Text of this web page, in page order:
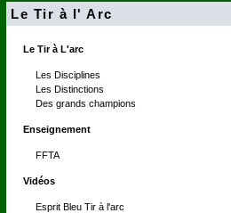
Le Tir à l' Arc
Le Tir à L'arc
Les Disciplines
Les Distinctions
Des grands champions
Enseignement
FFTA
Vidéos
Esprit Bleu Tir à l'arc